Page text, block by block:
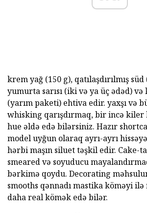
krem yağ (150 g), qatılaşdırılmış
yumurta sarısı (iki və ya üç ədəd) və
(yarım paketi) ehtiva edir. yaxşı və
whisking qarışdırmaq, bir incə kiler
hue əldə edə bilərsiniz. Hazır
model uyğun olaraq ayrı-ayrı
hərbi maşın siluet təşkil edir. Cake-
smeared və soyuducu
bərkimə qoydu. Decorating
smooths qənnadı mastika köməyi
daha real kömək edə bilər.